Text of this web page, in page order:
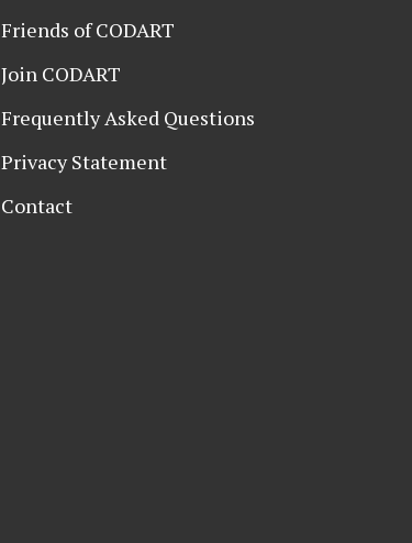
Friends of CODART
Join CODART
Frequently Asked Questions
Privacy Statement
Contact